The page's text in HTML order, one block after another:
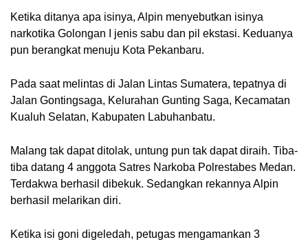
Ketika ditanya apa isinya, Alpin menyebutkan isinya
narkotika Golongan I jenis sabu dan pil ekstasi. Keduanya
pun berangkat menuju Kota Pekanbaru.
Pada saat melintas di Jalan Lintas Sumatera, tepatnya di
Jalan Gontingsaga, Kelurahan Gunting Saga, Kecamatan
Kualuh Selatan, Kabupaten Labuhanbatu.
Malang tak dapat ditolak, untung pun tak dapat diraih. Tiba-
tiba datang 4 anggota Satres Narkoba Polrestabes Medan.
Terdakwa berhasil dibekuk. Sedangkan rekannya Alpin
berhasil melarikan diri.
Ketika isi goni digeledah, petugas mengamankan 3